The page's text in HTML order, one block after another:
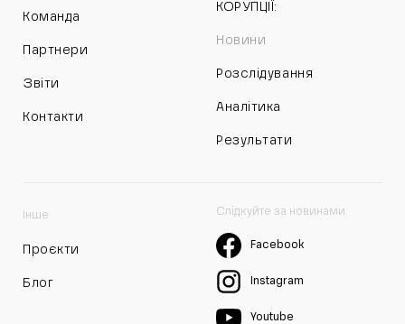
Команда
Партнери
Звіти
Контакти
КОРУПЦІЇ:
Новини
Розслідування
Аналітика
Результати
Інше
Проєкти
Блог
Слідкуйте за новинами
Facebook
Instagram
Youtube